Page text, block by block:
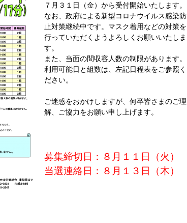
７月３１日（金）から受付開始いたします。
なお、政府による新型コロナウイルス感染防
止対策継続中です。マスク着用などの対策を
行っていただくようよろしくお願いいたしま
す。
また、当面の間収容人数の制限があります。
利用可能日と組数は、左記日程表をご参照く
ださい。
ご迷惑をおかけしますが、何卒皆さまのご理
解、ご協力をお願い申し上げます。
募集締切日：８月１１日（火）
当選連絡日：８月１３日（木）